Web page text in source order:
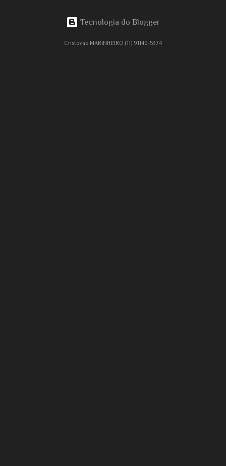
Tecnologia do Blogger
Cristovão MARINHEIRO (11) 91140-5374